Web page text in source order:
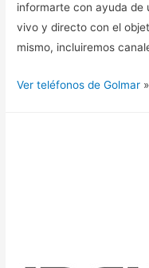
informarte con ayuda de
vivo y directo con el
mismo, incluiremos
Ver teléfonos de Golmar »